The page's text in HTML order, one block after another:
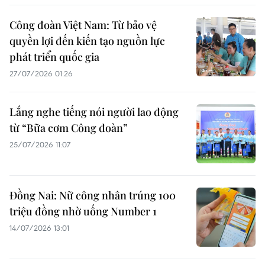
Công đoàn Việt Nam: Từ bảo vệ
quyền lợi đến kiến tạo nguồn lực
phát triển quốc gia
27/07/2026 01:26
Lắng nghe tiếng nói người lao động
từ “Bữa cơm Công đoàn”
25/07/2026 11:07
Đồng Nai: Nữ công nhân trúng 100
triệu đồng nhờ uống Number 1
14/07/2026 13:01